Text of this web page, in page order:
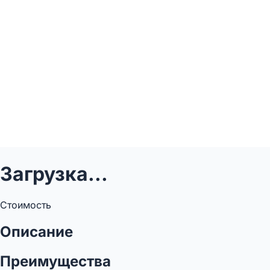
Загрузка...
Стоимость
Описание
Преимущества